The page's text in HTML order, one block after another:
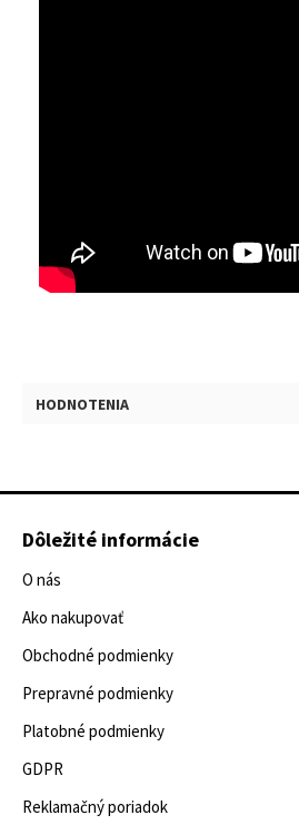
HODNOTENIA
Dôležité informácie
O nás
Ako nakupovať
Obchodné podmienky
Prepravné podmienky
Platobné podmienky
GDPR
Reklamačný poriadok